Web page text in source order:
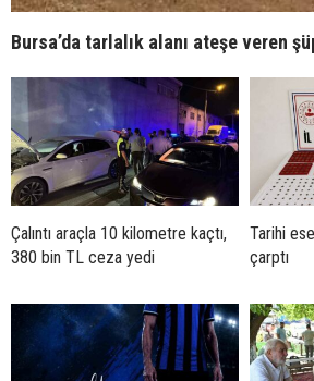
Bursa’da tarlalık alanı ateşe veren
Çalıntı araçla 10 kilometre kaçtı,
380 bin TL ceza yedi
Tarihi
çarptı